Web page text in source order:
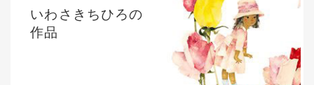
いわさきちひろの
作品